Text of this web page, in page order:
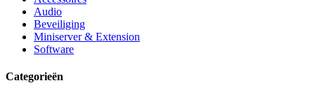
Audio
Beveiliging
Miniserver & Extension
Software
Categorieën